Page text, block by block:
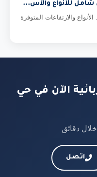
شامل للأنواع والأس...
والارتفاعات المتوفرة
الآن في حي
دقائق
اتصل